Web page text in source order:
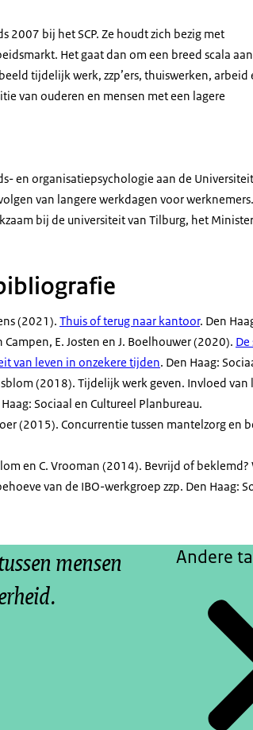
2007 bij het SCP. Ze houdt zich bezig met
Het gaat dan om een breed scala aan
tijdelijk werk, zzp’ers, thuiswerken, arbeid
van ouderen en mensen met een lagere
en organisatiepsychologie aan de
van langere werkdagen voor werknemers.
bij de universiteit van Tilburg, het
(2021). Thuis of terug naar kantoor. Den
Campen, E. Josten en J. Boelhouwer (2020).
van leven in onzekere tijden. Den Haag:
(2018). Tijdelijk werk geven. Invloed
Sociaal en Cultureel Planbureau.
(2015). Concurrentie tussen mantelzorg en
en C. Vrooman (2014). Bevrijd of
van de IBO-werkgroep zzp. Den Haag:
mensen
Andere